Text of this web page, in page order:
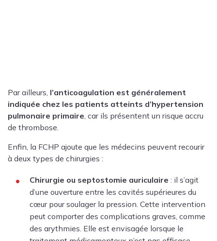
Par ailleurs, l’anticoagulation est généralement
indiquée chez les patients atteints d’hypertension
pulmonaire primaire , car ils présentent un risque accru
de thrombose.
Enfin, la FCHP ajoute que les médecins peuvent recourir
à deux types de chirurgies :
Chirurgie ou septostomie auriculaire : il s’agit
d’une ouverture entre les cavités supérieures du
cœur pour soulager la pression. Cette intervention
peut comporter des complications graves, comme
des arythmies. Elle est envisagée lorsque le